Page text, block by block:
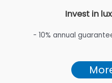
Invest in
- 10% annual